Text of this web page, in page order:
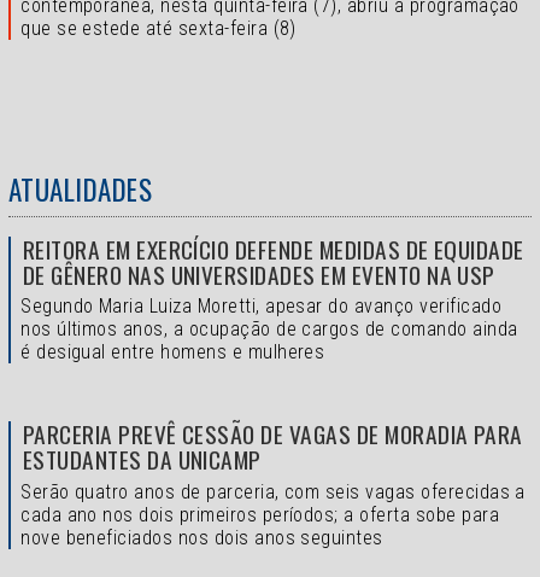
contemporânea, nesta quinta-feira (7), abriu a programação
que se estede até sexta-feira (8)
ATUALIDADES
REITORA EM EXERCÍCIO DEFENDE MEDIDAS DE EQUIDADE
DE GÊNERO NAS UNIVERSIDADES EM EVENTO NA USP
Segundo Maria Luiza Moretti, apesar do avanço verificado
nos últimos anos, a ocupação de cargos de comando ainda
é desigual entre homens e mulheres
PARCERIA PREVÊ CESSÃO DE VAGAS DE MORADIA PARA
ESTUDANTES DA UNICAMP
Serão quatro anos de parceria, com seis vagas oferecidas a
cada ano nos dois primeiros períodos; a oferta sobe para
nove beneficiados nos dois anos seguintes